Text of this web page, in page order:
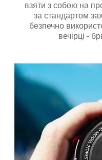
взяти з собою на
за стандартом
безпечно
вечірці -